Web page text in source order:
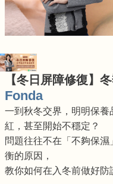
【冬日屏障修復】
Fonda
一到秋冬交界，明明保養
紅，甚至開始不穩定？
問題往往不在「不夠保
衡的原因，
教你如何在入冬前做好防